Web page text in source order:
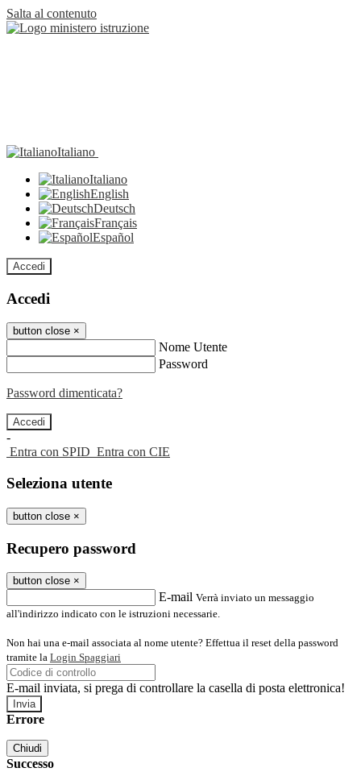
Salta al contenuto
Italiano
Italiano
English
Deutsch
Français
Español
Accedi
Accedi
button close ×
Nome Utente
Password
Password dimenticata?
-
Entra con SPID Entra con CIE
Seleziona utente
button close ×
Recupero password
button close ×
E-mail Verrà inviato un messaggio
all'indirizzo indicato con le istruzioni necessarie.
Non hai una e-mail associata al nome utente? Effettua il reset della password
tramite la Login Spaggiari
E-mail inviata, si prega di controllare la casella di posta elettronica!
Errore
Chiudi
Successo